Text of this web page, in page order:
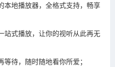
本地播放器，全格式支持，畅享
站式播放，让你的视听从此再无
待，随时随地看你所爱；